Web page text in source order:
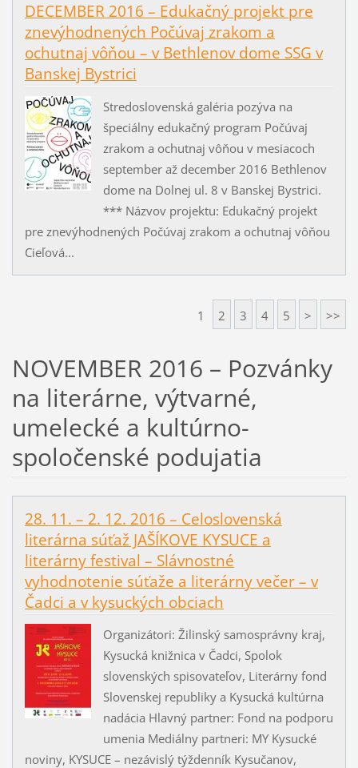
DECEMBER 2016 – Edukačný projekt pre
znevýhodnených Počúvaj zrakom a
ochutnaj vôňou – v Bethlenov dome SSG v
Banskej Bystrici
Stredoslovenská galéria pozýva na
špeciálny edukačný program Počúvaj
zrakom a ochutnaj vôňou v mesiacoch
september až december 2016 Bethlenov
dome na Dolnej ul. 8 v Banskej Bystrici.
*** Názvov projektu: Edukačný projekt
pre znevýhodnených Počúvaj zrakom a ochutnaj vôňou
Cieľová...
1 2 3 4 5 > >>
NOVEMBER 2016 – Pozvánky
na literárne, výtvarné,
umelecké a kultúrno-
spoločenské podujatia
28. 11. – 2. 12. 2016 – Celoslovenská
literárna súťaž JAŠÍKOVE KYSUCE a
literárny festival – Slávnostné
vyhodnotenie súťaže a literárny večer – v
Čadci a v kysuckých obciach
Organizátori: Žilinský samosprávny kraj,
Kysucká knižnica v Čadci, Spolok
slovenských spisovateľov, Literárny fond
Slovenskej republiky a Kysucká kultúrna
nadácia Hlavný partner: Fond na podporu
umenia Mediálny partneri: MY Kysucké
noviny, KYSUCE – nezávislý týždenník Kysučanov,